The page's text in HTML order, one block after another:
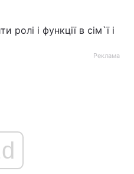
ролі і функції в сім`ї і
Реклама